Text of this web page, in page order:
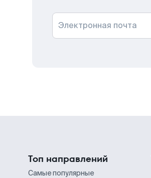
Электронная почта
Топ направлений
Самые популярные